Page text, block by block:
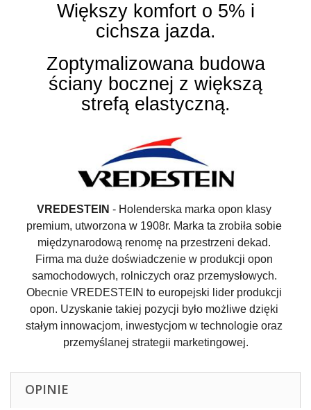
Większy komfort o 5% i
cichsza jazda.
Zoptymalizowana budowa
ściany bocznej z większą
strefą elastyczną.
VREDESTEIN - Holenderska marka opon klasy
premium, utworzona w 1908r. Marka ta zrobiła sobie
międzynarodową renomę na przestrzeni dekad.
Firma ma duże doświadczenie w produkcji opon
samochodowych, rolniczych oraz przemysłowych.
Obecnie VREDESTEIN to europejski lider produkcji
opon. Uzyskanie takiej pozycji było możliwe dzięki
stałym innowacjom, inwestycjom w technologie oraz
przemyślanej strategii marketingowej.
OPINIE